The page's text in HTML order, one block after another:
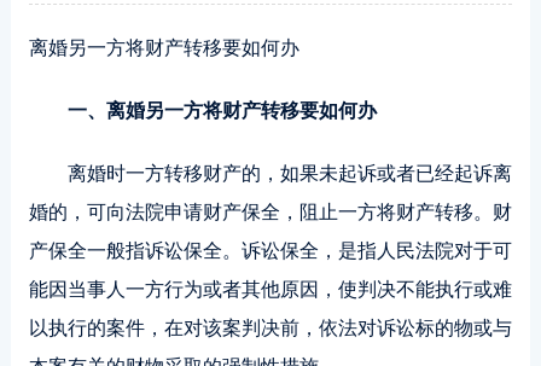
离婚另一方将财产转移要如何办
一、离婚另一方将财产转移要如何办
离婚时一方转移财产的，如果未起诉或者已经起诉离
婚的，可向法院申请财产保全，阻止一方将财产转移。财
产保全一般指诉讼保全。诉讼保全，是指人民法院对于可
能因当事人一方行为或者其他原因，使判决不能执行或难
以执行的案件，在对该案判决前，依法对诉讼标的物或与